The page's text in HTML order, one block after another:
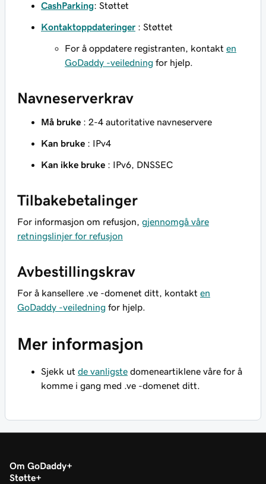
CashParking: Støttet
Kontaktoppdateringer : Støttet
For å oppdatere registranten, kontakt en
GoDaddy -veiledning for hjelp.
Navneserverkrav
Må bruke : 2-4 autoritative navneservere
Kan bruke : IPv4
Kan ikke bruke : IPv6, DNSSEC
Tilbakebetalinger
For informasjon om refusjon, gjennomgå våre
retningslinjer for refusjon
Avbestillingskrav
For å kansellere .ve -domenet ditt, kontakt en
GoDaddy -veiledning for hjelp.
Mer informasjon
Sjekk ut de vanligste domeneartiklene våre for å
komme i gang med .ve -domenet ditt.
Om GoDaddy
Støtte